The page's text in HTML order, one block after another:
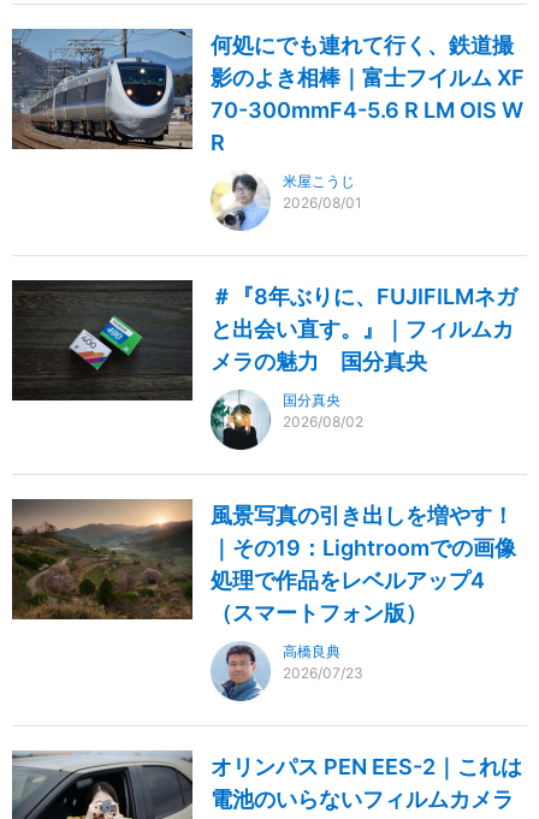
何処にでも連れて行く、鉄道撮
影のよき相棒｜富士フイルム XF
70-300mmF4-5.6 R LM OIS W
R
米屋こうじ
2026/08/01
＃『8年ぶりに、FUJIFILMネガ
と出会い直す。』｜フィルムカ
メラの魅力 国分真央
国分真央
2026/08/02
風景写真の引き出しを増やす！
｜その19：Lightroomでの画像
処理で作品をレベルアップ4
（スマートフォン版）
高橋良典
2026/07/23
オリンパス PEN EES-2｜これは
電池のいらないフィルムカメラ